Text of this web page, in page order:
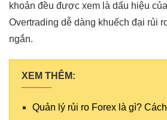
khoản đều được xem là dấu hiệu
Overtrading dễ dàng khuếch đại rủi
ngắn.
XEM THÊM:
Quản lý rủi ro Forex là gì?